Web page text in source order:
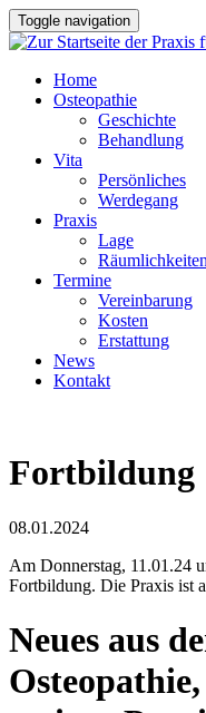
Toggle navigation
Home
Osteopathie
Geschichte
Behandlung
Vita
Persönliches
Werdegang
Praxis
Lage
Räumlichkeiten
Termine
Vereinbarung
Kosten
Erstattung
News
Kontakt
Fortbildung
08.01.2024
Am Donnerstag, 11.01.24
Fortbildung. Die Praxis ist
Neues aus